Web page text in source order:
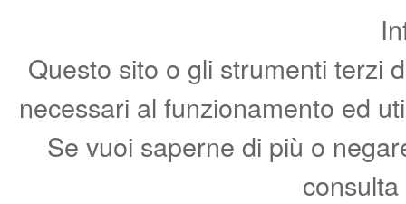
Questo sito o gli strumenti terzi
necessari al funzionamento ed
Se vuoi saperne di più o